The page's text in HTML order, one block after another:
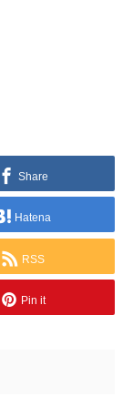
Share
Hatena
RSS
Pin it